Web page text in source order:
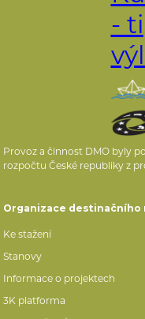
Provoz a činnost DMO byly
rozpočtu České republiky z
Organizace
Ke stažení
Stanovy
Informace o projektech
3K platforma